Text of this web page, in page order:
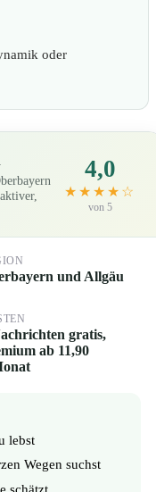
oder
4,0
★★★★☆
von 5
und Allgäu
gratis,
ab 11,90
lebst
Wegen suchst
schätzt